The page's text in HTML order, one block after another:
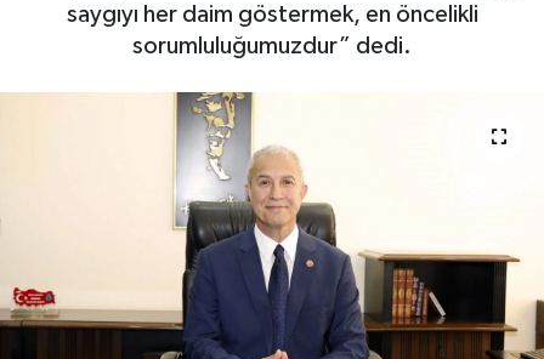
saygıyı her daim göstermek, en öncelikli
sorumluluğumuzdur” dedi.
Güncel
Gündem